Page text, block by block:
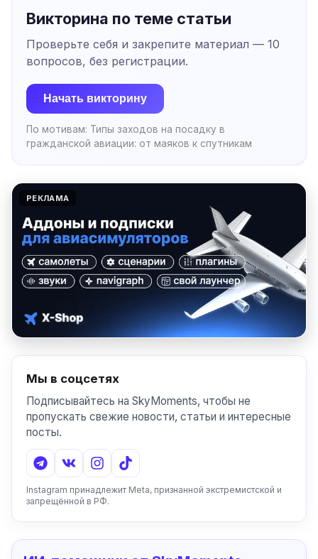
Викторина по теме статьи
Проверьте себя и закрепите материал — 10
вопросов, без регистрации.
Начать викторину
По мотивам: Типы заходов на посадку в
гражданской авиации: от маяков к спутникам
РЕКЛАМА
Мы в соцсетях
Подписывайтесь на SkyMoments, чтобы не
пропускать свежие новости, статьи и интересные
посты.
Instagram принадлежит Meta, признанной экстремистской и
запрещённой в РФ.